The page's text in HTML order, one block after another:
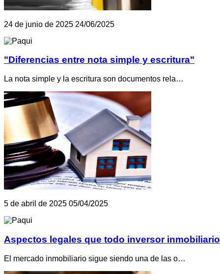
24 de junio de 2025 24/06/2025
"Diferencias entre nota simple y escritura"
La nota simple y la escritura son documentos rela…
5 de abril de 2025 05/04/2025
Aspectos legales que todo inversor
El mercado inmobiliario sigue siendo una de las o…